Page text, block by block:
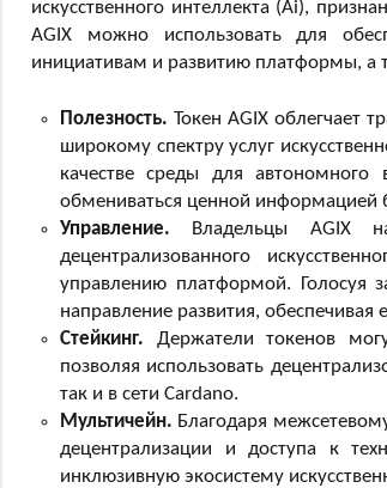
искусственного интеллекта (Ai),
AGIX можно использовать для
инициативам и развитию платформы, а
Полезность. Токен AGIX облегчает
широкому спектру услуг
качестве среды для автономного
обмениваться ценной информацией
Управление. Владельцы AGIX
децентрализованного
управлению платформой. Голосуя
направление развития, обеспечивая
Стейкинг. Держатели токенов
позволяя использовать
так и в сети Cardano.
Мультичейн. Благодаря
децентрализации и доступа к
инклюзивную экосистему